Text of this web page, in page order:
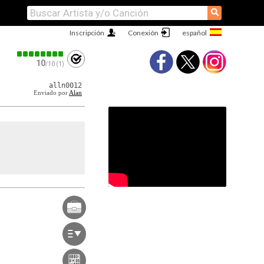
⚲
Conexión
Inscripción
10/10 (1)
alln0012
Enviado por Alan